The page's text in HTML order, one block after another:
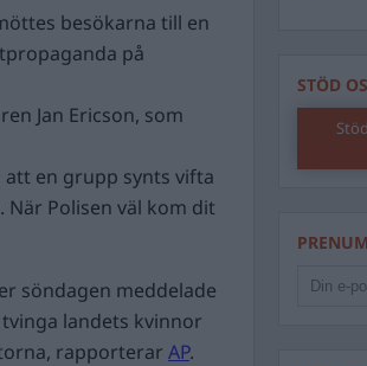
besökarna till en
på
Jan Ericson, som
en grupp synts vifta
När Polisen väl kom dit
söndagen meddelade
landets kvinnor
rapporterar AP.
STÖD